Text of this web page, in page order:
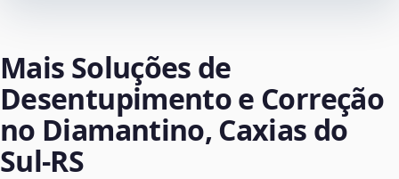
Mais Soluções de
Desentupimento e Correção
no Diamantino, Caxias do
Sul‑RS